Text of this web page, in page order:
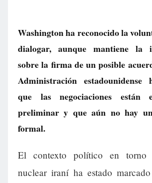
Washington ha reconocido la
dialogar, aunque mantiene la
sobre la firma de un posible
Administración estadounidense
que las negociaciones están
preliminar y que aún no hay
formal.
El contexto político en torno
nuclear iraní ha estado